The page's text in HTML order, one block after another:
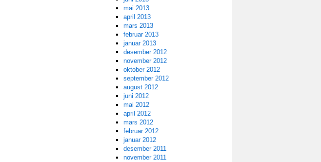
mai 2013
april 2013
mars 2013
februar 2013
januar 2013
desember 2012
november 2012
oktober 2012
september 2012
august 2012
juni 2012
mai 2012
april 2012
mars 2012
februar 2012
januar 2012
desember 2011
november 2011